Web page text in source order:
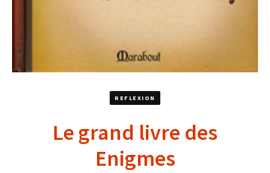
REFLEXION
Le grand livre des
Enigmes